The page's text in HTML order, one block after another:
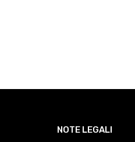
NOTE LEGALI